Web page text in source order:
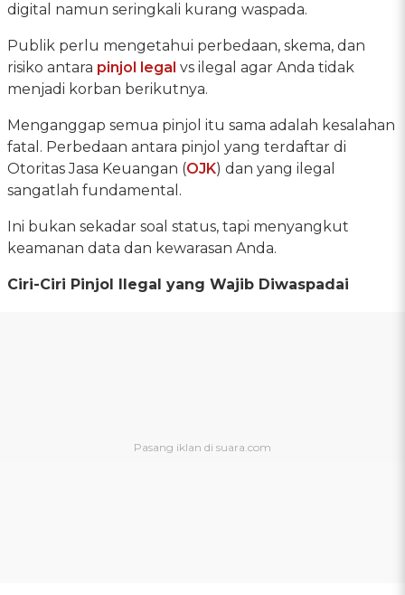
digital namun seringkali kurang waspada.
Publik perlu mengetahui perbedaan, skema, dan
risiko antara pinjol legal vs ilegal agar Anda tidak
menjadi korban berikutnya.
Menganggap semua pinjol itu sama adalah kesalahan
fatal. Perbedaan antara pinjol yang terdaftar di
Otoritas Jasa Keuangan (OJK) dan yang ilegal
sangatlah fundamental.
Ini bukan sekadar soal status, tapi menyangkut
keamanan data dan kewarasan Anda.
Ciri-Ciri Pinjol Ilegal yang Wajib Diwaspadai